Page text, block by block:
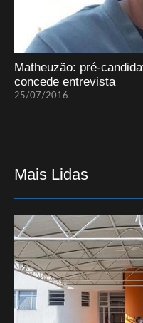
Matheuzão: pré-
concede entrevista
25/07/2016
Mais Lidas